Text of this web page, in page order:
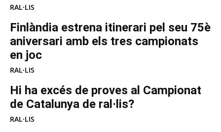
RAL·LIS
Finlàndia estrena itinerari pel seu 75è
aniversari amb els tres campionats
en joc
RAL·LIS
Hi ha excés de proves al Campionat
de Catalunya de ral·lis?
RAL·LIS